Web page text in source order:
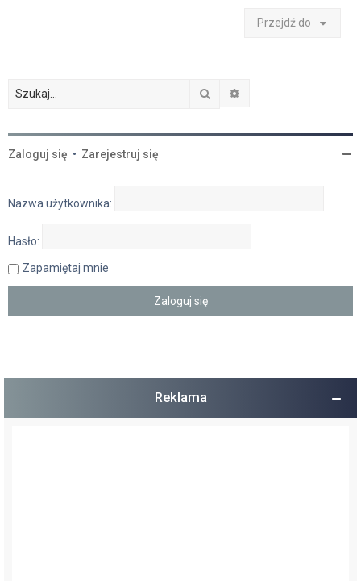
Przejdź do
Szukaj
Zaloguj się • Zarejestruj się
Nazwa użytkownika:
Hasło:
Zapamiętaj mnie
Reklama